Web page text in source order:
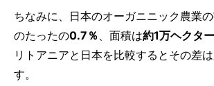
ちなみに、日本のオーガニニック農業
のたったの0.7％ 、面積は約1万ヘクタ
リトアニアと日本を比較するとその差
す。